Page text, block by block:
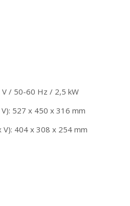
/ 50-60 Hz / 2,5 kW
527 x 450 x 316 mm
404 x 308 x 254 mm